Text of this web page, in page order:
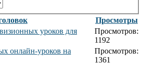
Просмотры
уроков для
Просмотров:
1192
онлайн-уроков на
Просмотров:
1361